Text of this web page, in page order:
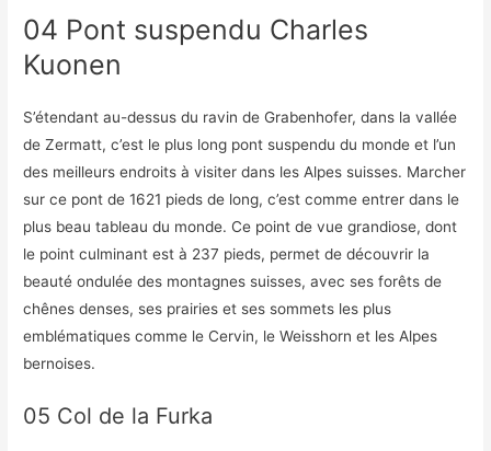
04 Pont suspendu Charles
Kuonen
S’étendant au-dessus du ravin de Grabenhofer, dans la vallée
de Zermatt, c’est le plus long pont suspendu du monde et l’un
des meilleurs endroits à visiter dans les Alpes suisses. Marcher
sur ce pont de 1621 pieds de long, c’est comme entrer dans le
plus beau tableau du monde. Ce point de vue grandiose, dont
le point culminant est à 237 pieds, permet de découvrir la
beauté ondulée des montagnes suisses, avec ses forêts de
chênes denses, ses prairies et ses sommets les plus
emblématiques comme le Cervin, le Weisshorn et les Alpes
bernoises.
05 Col de la Furka